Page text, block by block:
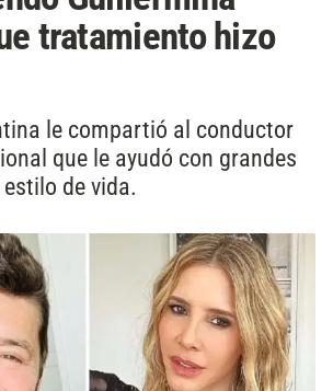
tratamiento hizo
le compartió al conductor
que le ayudó con grandes
de vida.